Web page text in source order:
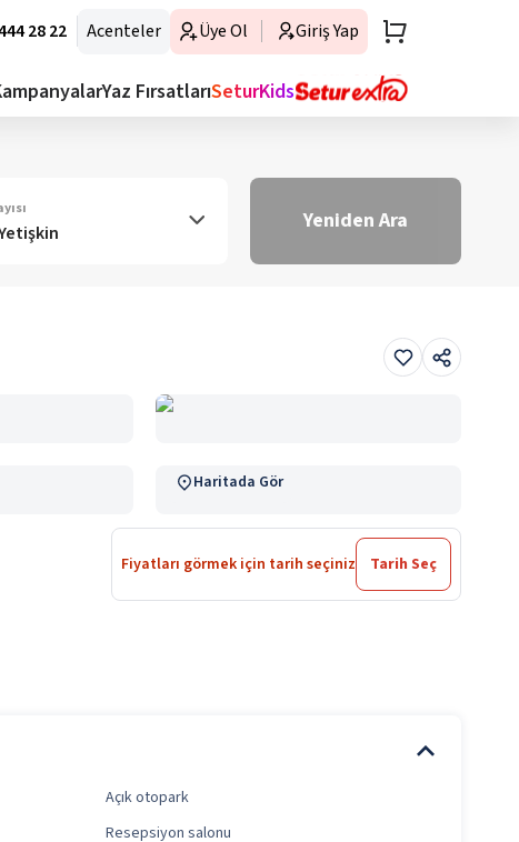
28 22 Acenteler Üye Ol Giriş Yap
Yaz FırsatlarıSeturKids
Yeniden Ara
Haritada Gör
Fiyatları görmek için tarih seçiniz Tarih Seç
Açık otopark
Resepsiyon salonu